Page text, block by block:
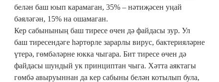
белән баш юып карамаган, 35% – нәтиҗәсен уңай
бәяләгән, 15% на ошамаган.
Кер сабынының баш тиресе өчен дә файдасы зур. Ул
баш тиресендәге һәртөрле зарарлы вирус, бактерияләрне
үтерә, гөмбәләрне юкка чыгара. Бит тиресе өчен дә
файдасы шундый ук принциптан чыга. Хәтта аяктагы
гөмбә авыруыннан да кер сабыны белән котылып була,